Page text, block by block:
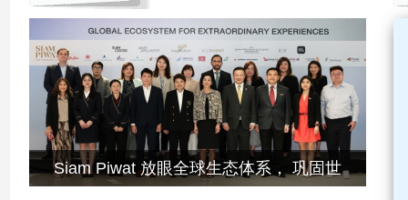
Siam Piwat 放眼全球生态体系， 巩固世